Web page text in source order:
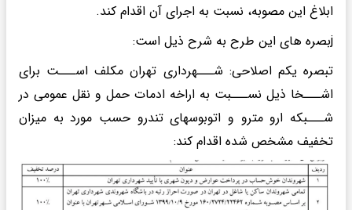
ابلاغ این مصوبه، نسبت به اجرای آن اقدام کند.
jبصره های این طرح به شرح ذیل است:
تبصره یکم اصلاحی: شـــهرداری تهران مکلف اســـت برای
اشـــخا ذیل نســـبت به اراخه ادمات حمل و نقل عمومی در
شـــبکه ارو مترو و اتوبوسهای تندرو حسب مورد به میزان
تخفیف مشخص شده اقدام کند: